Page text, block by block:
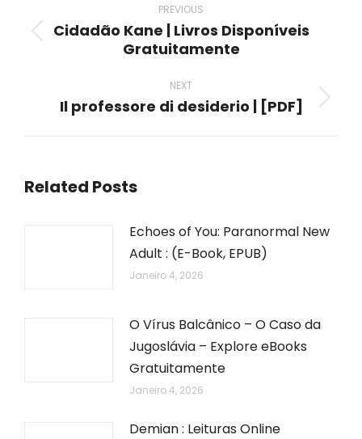
navigation
PREVIOUS
Previous
Cidadão Kane | Livros Disponíveis
Gratuitamente
NEXT
Next
Il professore di desiderio | [PDF]
Related Posts
Echoes of You: Paranormal New
Adult : (E-Book, EPUB)
Janeiro 4, 2026
O Vírus Balcânico – O Caso da
Jugoslávia – Explore eBooks
Gratuitamente
Janeiro 4, 2026
Demian : Leituras Online